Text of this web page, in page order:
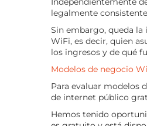
legalmente
Sin embargo, queda
WiFi, es decir, quien
los ingresos y de qué
Modelos de negocio
Para evaluar modelos
de internet público
Hemos tenido